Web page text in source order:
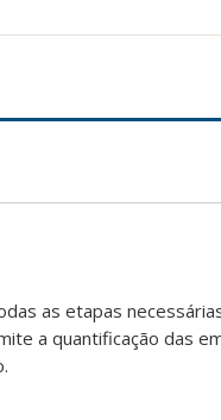
as etapas
a quantificação das